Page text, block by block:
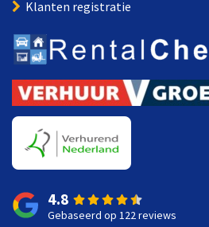
Klanten registratie
4.8
Gebaseerd op 122 reviews